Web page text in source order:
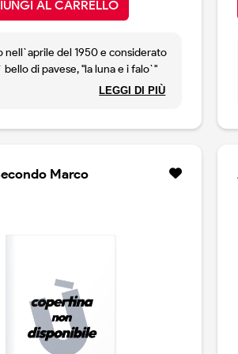
AL CARRELLO
nell`aprile del 1950 e considerato
bello di pavese, "la luna e i falo`"
romanzo. il protagonista,
e dell`adolescenza in un viaggio
alla ricerca di antiche e sofferte
e quello del presente, la luna e i
e li lega a problematiche
la sensualita`, la morte -,
drammatico che conferma la
dell`individuo rispetto
LEGGI DI PIÙ
Marco